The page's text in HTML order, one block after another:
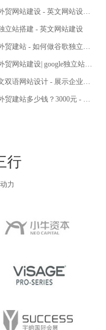
版设计思维
贸网站建设 - 英文网站设计
?
立站搭建 - 英文网站建设
贸建站 - 如何做谷歌独立
贸网站建设| google独立站建
外推广
双语网站设计 - 展示企业的
视野！
贸建站多少钱？3000元 - 把
行
力